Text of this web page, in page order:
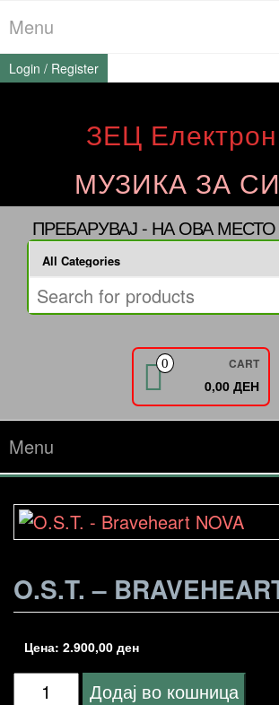
to
the
content
Menu
Login / Register
ЗЕЦ
МУЗИКА ЗА
ПРЕБАРУВАЈ - НА ОВА МЕСТО
0 CART
0,00 ДЕН
Menu
O.S.T. –
Цена: 2.900,00 ден
O.S.T.
Додај во кошница